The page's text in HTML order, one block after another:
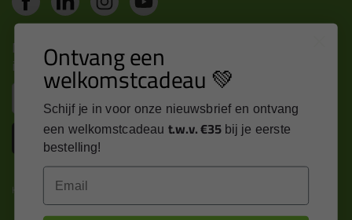
Nieuws, tips en exclusieve deals rechtstreeks in je
inbox
Inschrijven
Kitcentrum is trots op:
Ontvang een
welkomstcadeau 💚
Schijf je in voor onze nieuwsbrief en ontvang
een welkomstcadeau t.w.v. €35 bij je eerste
bestelling!
Email